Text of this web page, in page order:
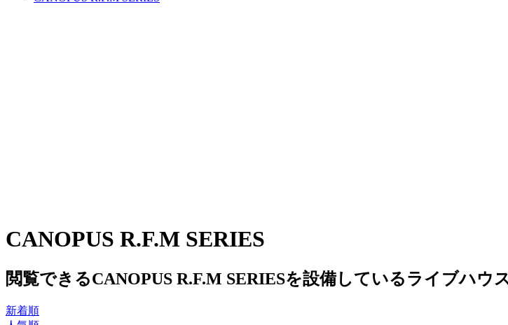
CANOPUS R.F.M SERIES
閲覧できるCANOPUS R.F.M SERIESを設備しているライブハウ
新着順